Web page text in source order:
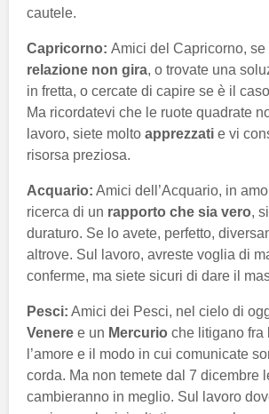
cautele.
Capricorno: Amici del Capricorno, se
relazione non gira, o trovate una
in fretta, o cercate di capire se è il
Ma ricordatevi che le ruote quadrate
lavoro, siete molto apprezzati e vi
risorsa preziosa.
Acquario: Amici dell’Acquario, in
ricerca di un rapporto che sia vero,
duraturo. Se lo avete, perfetto,
altrove. Sul lavoro, avreste voglia di
conferme, ma siete sicuri di dare il
Pesci: Amici dei Pesci, nel cielo di
Venere e un Mercurio che litigano fra
l’amore e il modo in cui comunicate
corda. Ma non temete dal 7 dicembre
cambieranno in meglio. Sul lavoro